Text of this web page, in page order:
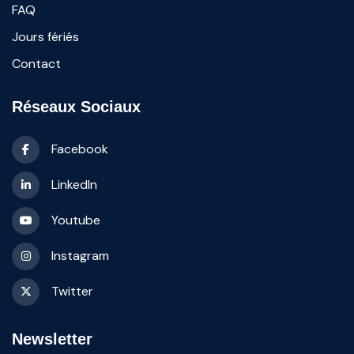
FAQ
Jours fériés
Contact
Réseaux Sociaux
Facebook
LinkedIn
Youtube
Instagram
Twitter
Newsletter